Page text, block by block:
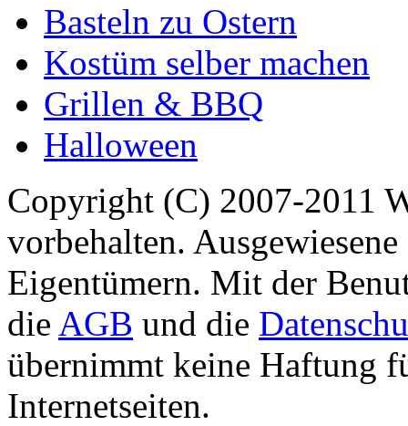
Basteln zu Ostern
Kostüm selber machen
Grillen & BBQ
Halloween
Copyright (C) 2007-2011
vorbehalten.
Eigentümern. Mit der
die AGB und die
übernimmt keine Haftung
Internetseiten.